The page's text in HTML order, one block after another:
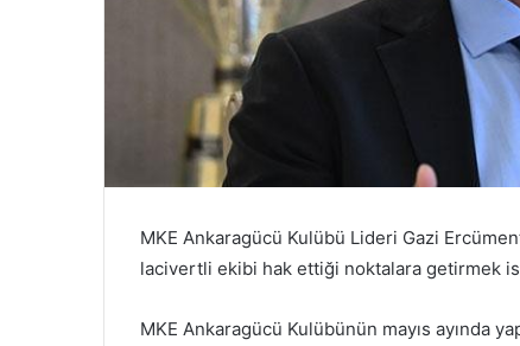
MKE Ankaragücü Kulübü Lideri Gazi
lacivertli ekibi hak ettiği noktalara getirmek
MKE Ankaragücü Kulübünün mayıs ayında